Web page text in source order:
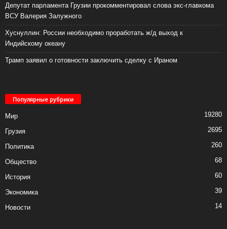
Депутат парламента Грузии прокомментировал слова экс-главкома
ВСУ Валерия Залужного
Хуснуллин: России необходимо проработать ж/д выход к
Индийскому океану
Трамп заявил о готовности заключить сделку с Ираном
Популярные рубрики
Мир 19280
Грузия 2695
Политика 260
Общество 68
История 60
Экономика 39
Новости 14